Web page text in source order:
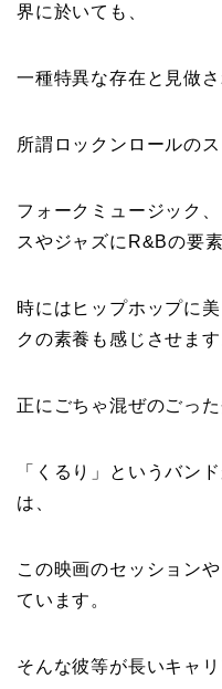
界に於いても、
一種特異な存在と見做さ
所謂ロックンロールのス
フォークミュージック
スやジャズにR&Bの要素
時にはヒップホップに
クの素養も感じさせます
正にごちゃ混ぜのごった
「くるり」というバン
は、
この映画のセッション
ています。
そんな彼等が長いキャ